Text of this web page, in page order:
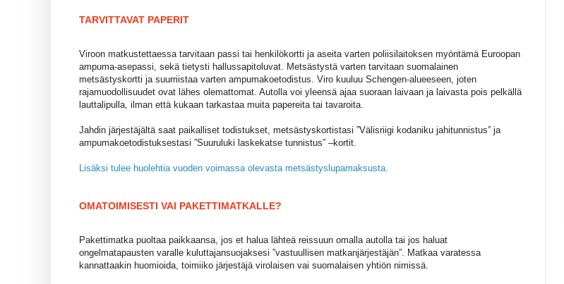
TARVITTAVAT PAPERIT
Viroon matkustettaessa tarvitaan passi tai henkilökortti ja aseita varten poliisilaitoksen myöntämä Euroopan
ampuma-asepassi, sekä tietysti hallussapitoluvat. Metsästystä varten tarvitaan suomalainen
metsästyskortti ja suurriistaa varten ampumakoetodistus. Viro kuuluu Schengen-alueeseen, joten
rajamuodollisuudet ovat lähes olemattomat. Autolla voi yleensä ajaa suoraan laivaan ja laivasta pois pelkällä
lauttalipulla, ilman että kukaan tarkastaa muita papereita tai tavaroita.
Jahdin järjestäjältä saat paikalliset todistukset, metsästyskortistasi ”Välisriigi kodaniku jahitunnistus” ja
ampumakoetodistuksestasi ”Suuruluki laskekatse tunnistus” –kortit.
Lisäksi tulee huolehtia vuoden voimassa olevasta metsästyslupamaksusta.
OMATOIMISESTI VAI PAKETTIMATKALLE?
Pakettimatka puoltaa paikkaansa, jos et halua lähteä reissuun omalla autolla tai jos haluat
ongelmatapausten varalle kuluttajansuojaksesi ”vastuullisen matkanjärjestäjän”. Matkaa varatessa
kannattaakin huomioida, toimiiko järjestäjä virolaisen vai suomalaisen yhtiön nimissä.